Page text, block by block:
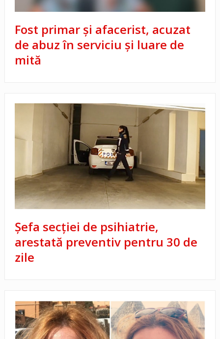
Fost primar și afacerist, acuzat
de abuz în serviciu şi luare de
mită
Șefa secției de psihiatrie,
arestată preventiv pentru 30 de
zile